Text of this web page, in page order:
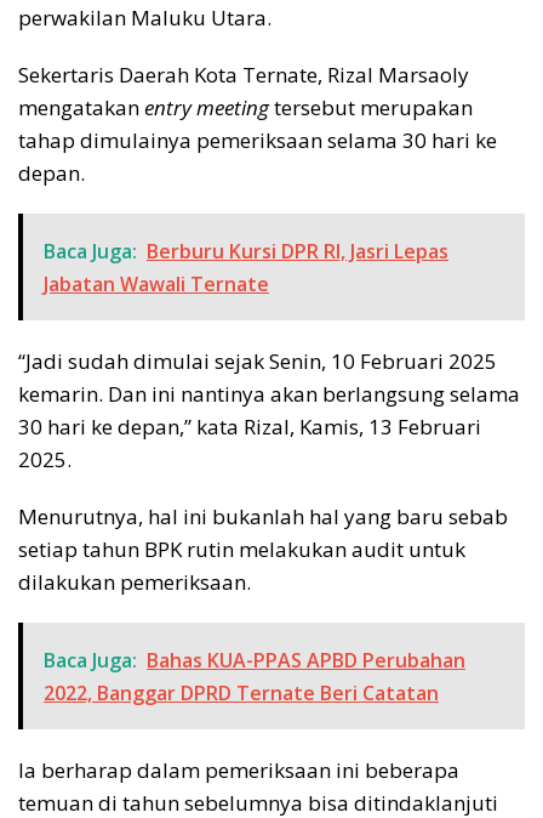
perwakilan Maluku Utara.
Sekertaris Daerah Kota Ternate, Rizal Marsaoly
mengatakanentry meetingtersebut merupakan
tahap dimulainya pemeriksaan selama 30 hari ke
depan.
Baca Juga: Berburu Kursi DPR RI, Jasri Lepas
Jabatan Wawali Ternate
“Jadi sudah dimulai sejak Senin, 10 Februari 2025
kemarin. Dan ini nantinya akan berlangsung selama
30 hari ke depan,” kata Rizal, Kamis, 13 Februari
2025.
Menurutnya, hal ini bukanlah hal yang baru sebab
setiap tahun BPK rutin melakukan audit untuk
dilakukan pemeriksaan.
Baca Juga: Bahas KUA-PPAS APBD Perubahan
2022, Banggar DPRD Ternate Beri Catatan
Ia berharap dalam pemeriksaan ini beberapa
temuan di tahun sebelumnya bisa ditindaklanjuti